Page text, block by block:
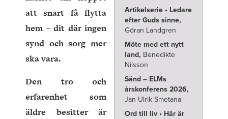
Artikelserie • Ledare
efter Guds sinne,
Göran Landgren
Möte med ett nytt
land, Benedikte
Nilsson
Sänd – ELMs
årskonferens 2026,
Jan Ulrik Smetana
Ord till liv • Här är
att snart få flytta
hem – dit där ingen
synd och sorg mer
ska vara.
Den tro och
erfarenhet som
äldre besitter är